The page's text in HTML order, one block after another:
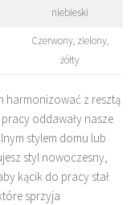
niebieski
Czerwony, zielony,
żółty
harmonizować z resztą
oddawały nasze
stylem domu lub
styl nowoczesny,
kącik do pracy stał
sprzyja